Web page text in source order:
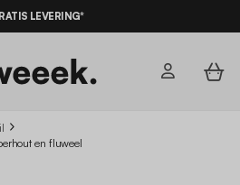
LEVERING*
en fluweel